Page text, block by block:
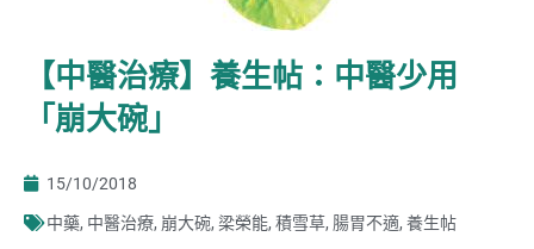
【中醫治療】養生帖：中醫少用
「崩大碗」
15/10/2018
中藥, 中醫治療, 崩大碗, 梁榮能, 積雪草, 腸胃不適, 養生帖